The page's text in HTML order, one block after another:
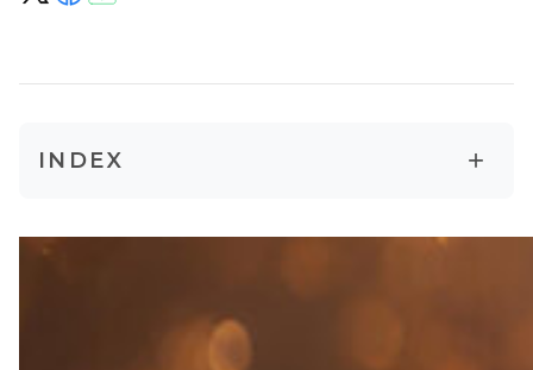
INDEX +
「感じる力」を取り戻す必要性